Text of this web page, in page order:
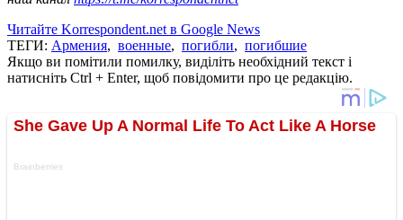
Читайте Korrespondent.net в Google News
ТЕГИ: Армения, военные, погибли, погибшие
Якщо ви помітили помилку, виділіть необхідний текст і
натисніть Ctrl + Enter, щоб повідомити про це редакцію.